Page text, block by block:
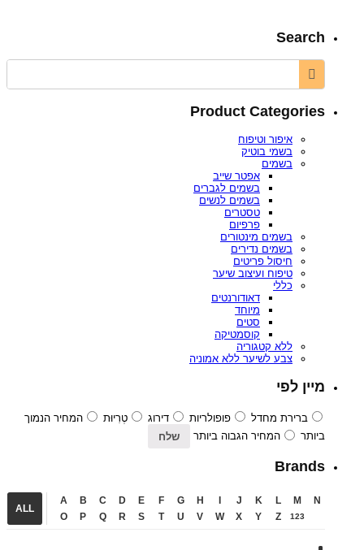
Search
Product Categories
איפור וטיפוח
בשמי בוטיק
בשמים
אפטר שייב
בשמים לגברים
בשמים לנשים
טסטרים
פרפיום
בשמים מינטורים
בשמים נדירים
חיסול פריטים
טיפוח ועיצוב שיער
כללי
דאודורנטים
מיוחד
סטים
קוסמטיקה
ללא קטגוריה
צבע לשיער ללא אמוניה
מיין לפי
ברירת מחדל פופולריות דירוג טְרִיוּת
המחיר הנמוך
ביותר
המחיר הגבוה ביותר
Brands
ALL
A B C D E F G H I J K L M
N
O
P Q R S T U V W X Y Z 123